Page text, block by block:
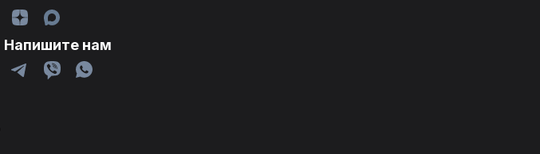
Напишите нам